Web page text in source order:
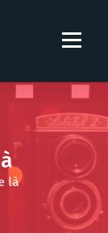
là